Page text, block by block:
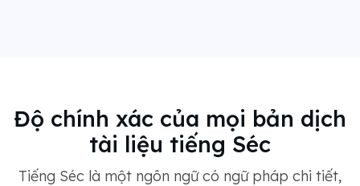
Độ chính xác của mọi bản dịch
tài liệu tiếng Séc
Tiếng Séc là một ngôn ngữ có ngữ pháp chi tiết,